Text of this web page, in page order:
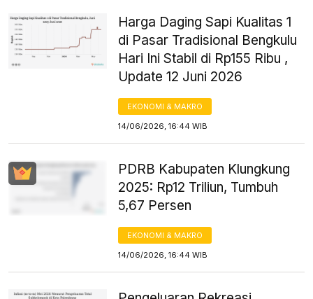
Harga Daging Sapi Kualitas 1
di Pasar Tradisional Bengkulu
Hari Ini Stabil di Rp155 Ribu ,
Update 12 Juni 2026
EKONOMI & MAKRO
14/06/2026, 16:44 WIB
PDRB Kabupaten Klungkung
2025: Rp12 Triliun, Tumbuh
5,67 Persen
EKONOMI & MAKRO
14/06/2026, 16:44 WIB